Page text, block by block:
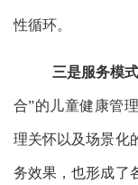
性循环。
三是服务模
合”的儿童健康管
理关怀以及场景化
务效果，也形成了